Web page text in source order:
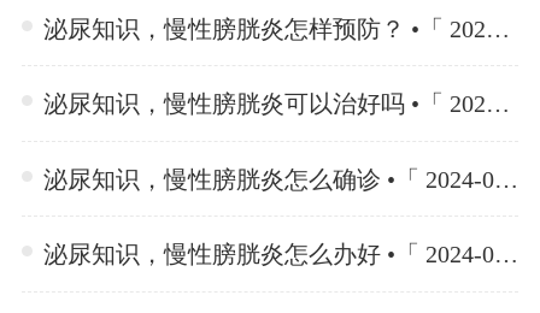
泌尿知识，慢性膀胱炎怎样预防？ •「 2024-06-26 」
泌尿知识，慢性膀胱炎可以治好吗 •「 2024-06-26 」
泌尿知识，慢性膀胱炎怎么确诊 •「 2024-06-26 」
泌尿知识，慢性膀胱炎怎么办好 •「 2024-06-26 」